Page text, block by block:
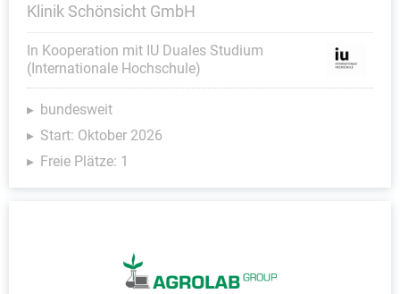
Klinik Schönsicht GmbH
In Kooperation mit IU Duales Studium
(Internationale Hochschule)
bundesweit
Start: Oktober 2026
Freie Plätze: 1